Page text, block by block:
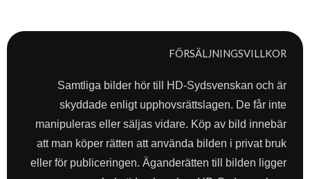
FÖRSÄLJNINGSVILLKOR
Samtliga bilder hör till HD-Sydsvenskan och är
skyddade enligt upphovsrättslagen. De får inte
manipuleras eller säljas vidare. Köp av bild innebär
att man köper rätten att använda bilden i privat bruk
eller för publiceringen. Äganderätten till bilden ligger